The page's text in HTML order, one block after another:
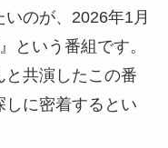
のが、2026年1月
という番組です。
と共演したこの番
に密着するとい